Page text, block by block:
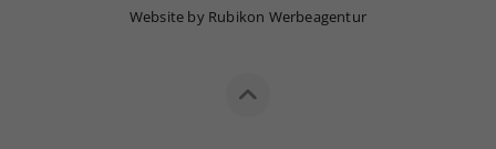
Website by Rubikon Werbeagentur